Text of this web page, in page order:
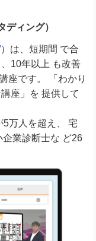
ィング）
）は、短期間 で合
10年以上 も改善
座です。 「わかり
座」を 提供して
万人を超え、 宅
業診断士な ど26